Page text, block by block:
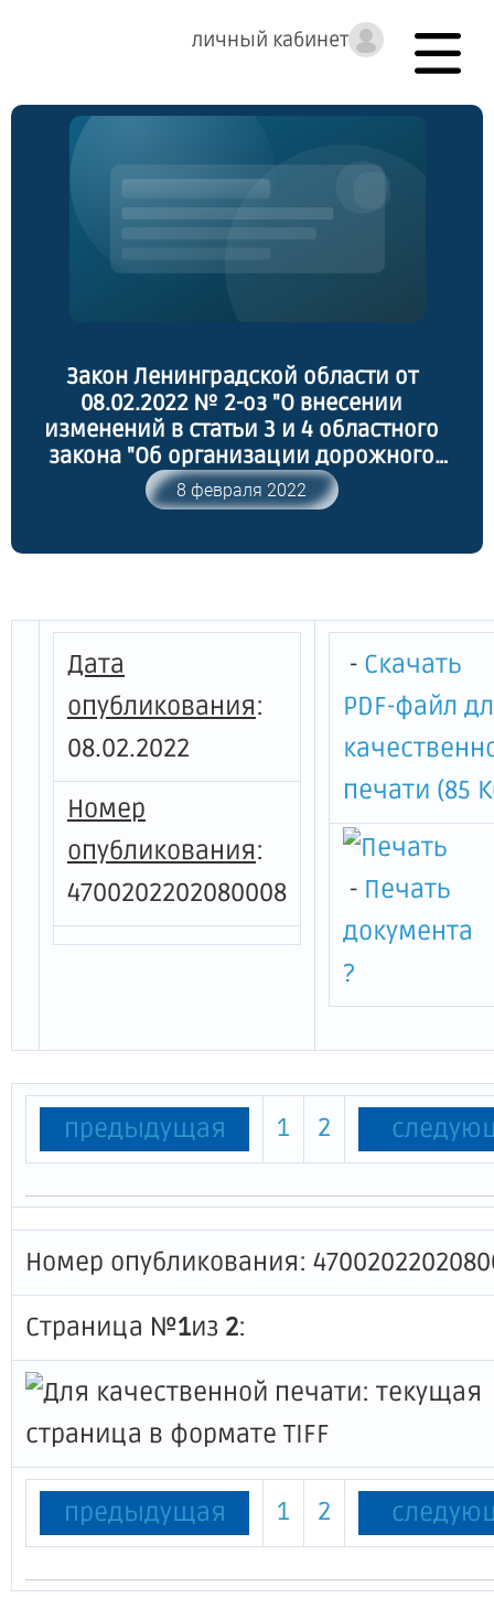
личный кабинет
Закон Ленинградской области от
08.02.2022 № 2-оз "О внесении
изменений в статьи 3 и 4 областного
закона "Об организации дорожного
движения в Ленинградской области" и
статью 5 областного закона "О
полномочий в области использования
дорожной деятельности на территории
Ленинградской области"
8 февраля 2022
Дата
опубликования:
08.02.2022
Номер
опубликования:
4700202202080008
- Скачать
PDF-файл
печати (85
- Печать
документа
?
предыдущая 1 2
Номер опубликования:
Страница №1из 2:
предыдущая 1 2